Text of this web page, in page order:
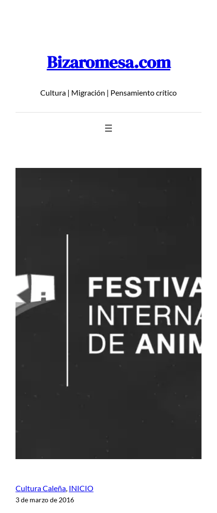
Bizaromesa.com
Cultura | Migración | Pensamiento crítico
Cultura Caleña INICIO
3 de marzo de 2016